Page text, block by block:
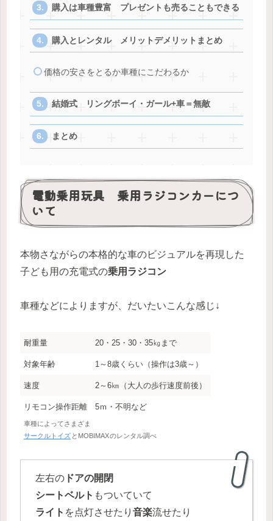
購入は車種豊富 プレゼントも売ることもできる
購入とレンタル メリットデメリットまとめ
価格の安さをとるか車種にこだわるか
結婚式 リングボーイ・ガール+車＝無敵
まとめ
電動乗用玩具 乗用ラジコンカーにつ
いて
本物さながらの本格的な車のビジュアルを再現した
子ども用の充電式の乗用ラジコン
車種などによりますが、だいたいこんな感じ↓
耐重量 20・25・30・35㎏まで
対象年齢 1～8歳くらい（操作は3歳～）
速度 2～6㎞（大人の歩行速度前後）
リモコン操作距離 5ｍ・不明など
車種によってさまざま
サークルトイズ とMOBIMAXのレンタル調べ
左右の ドアの開閉
シートベルト もついていて
ライト を点灯させたり 音楽流せたり